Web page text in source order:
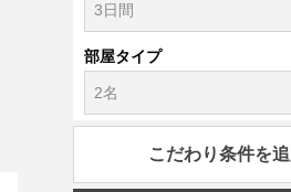
部屋タイプ
こだわり条件を